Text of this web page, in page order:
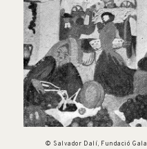
© Salvador Dalí, Fundació